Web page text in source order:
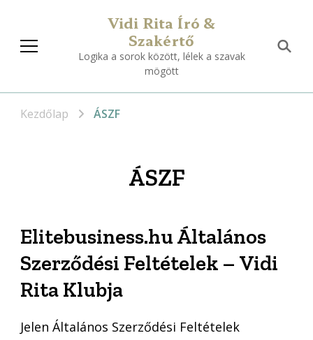
Vidi Rita Író &
Szakértő
Logika a sorok között, lélek a szavak
mögött
Kezdőlap ÁSZF
ÁSZF
Elitebusiness.hu Általános
Szerződési Feltételek – Vidi
Rita Klubja
Jelen Általános Szerződési Feltételek